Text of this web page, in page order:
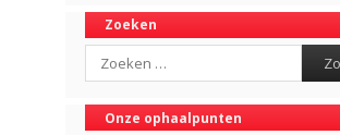
Zoeken
Search
Onze ophaalpunten